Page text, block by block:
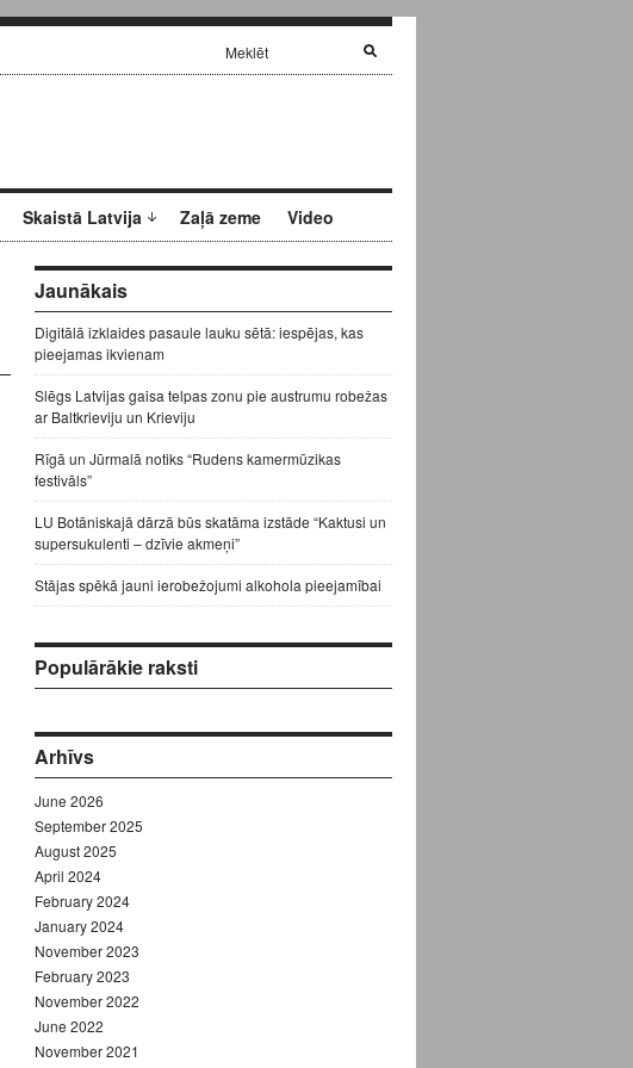
Skaistā Latvija Zaļā zeme Video
Jaunākais
Digitālā izklaides pasaule lauku sētā: iespējas, kas
pieejamas ikvienam
Slēgs Latvijas gaisa telpas zonu pie austrumu robežas
ar Baltkrieviju un Krieviju
Rīgā un Jūrmalā notiks “Rudens kamermūzikas
festivāls”
LU Botāniskajā dārzā būs skatāma izstāde “Kaktusi un
supersukulenti – dzīvie akmeņi”
Stājas spēkā jauni ierobežojumi alkohola pieejamībai
Populārākie raksti
Arhīvs
June 2026
September 2025
August 2025
April 2024
February 2024
January 2024
November 2023
February 2023
November 2022
June 2022
November 2021